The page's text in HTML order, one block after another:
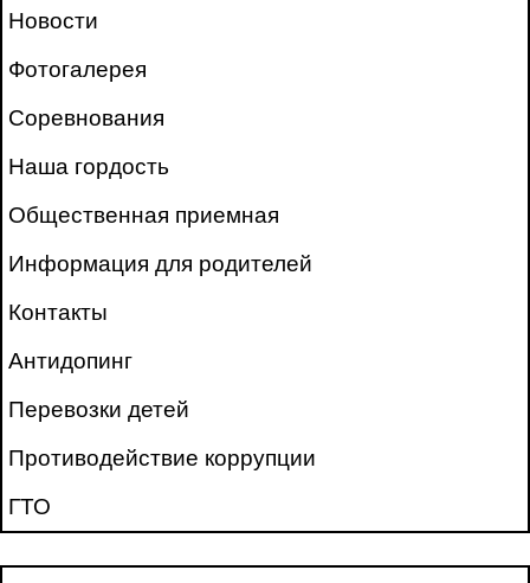
Новости
Фотогалерея
Соревнования
Наша гордость
Общественная приемная
Информация для родителей
Контакты
Антидопинг
Перевозки детей
Противодействие коррупции
ГТО